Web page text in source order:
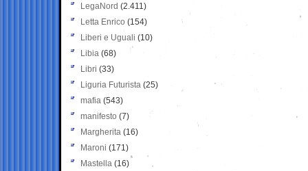
LegaNord (2.411)
Letta Enrico (154)
Liberi e Uguali (10)
Libia (68)
Libri (33)
Liguria Futurista (25)
mafia (543)
manifesto (7)
Margherita (16)
Maroni (171)
Mastella (16)